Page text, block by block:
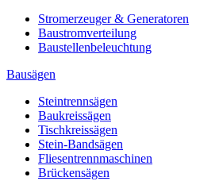
Stromerzeuger & Generatoren
Baustromverteilung
Baustellenbeleuchtung
Bausägen
Steintrennsägen
Baukreissägen
Tischkreissägen
Stein-Bandsägen
Fliesentrennmaschinen
Brückensägen